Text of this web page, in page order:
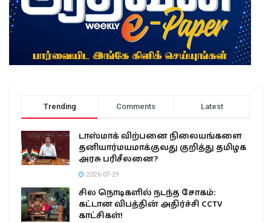
Trending Comments Latest
டாஸ்மாக் விற்பனை நிலையங்களை
தனியார்மயமாக்குவது குறித்து தமிழக
அரசு பரிசீலனை?
2026-07-29
சில நொடிகளில் நடந்த சோகம்:
கட்டான விபத்தின் அதிர்ச்சி CCTV
காட்சிகள்!